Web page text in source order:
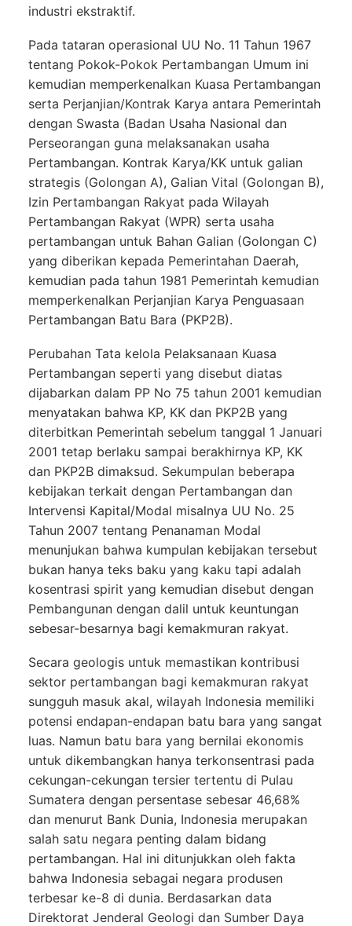
industri ekstraktif.
Pada tataran operasional UU No. 11 Tahun 1967
tentang Pokok-Pokok Pertambangan Umum ini
kemudian memperkenalkan Kuasa Pertambangan
serta Perjanjian/Kontrak Karya antara Pemerintah
dengan Swasta (Badan Usaha Nasional dan
Perseorangan guna melaksanakan usaha
Pertambangan. Kontrak Karya/KK untuk galian
strategis (Golongan A), Galian Vital (Golongan B),
Izin Pertambangan Rakyat pada Wilayah
Pertambangan Rakyat (WPR) serta usaha
pertambangan untuk Bahan Galian (Golongan C)
yang diberikan kepada Pemerintahan Daerah,
kemudian pada tahun 1981 Pemerintah kemudian
memperkenalkan Perjanjian Karya Penguasaan
Pertambangan Batu Bara (PKP2B).
Perubahan Tata kelola Pelaksanaan Kuasa
Pertambangan seperti yang disebut diatas
dijabarkan dalam PP No 75 tahun 2001 kemudian
menyatakan bahwa KP, KK dan PKP2B yang
diterbitkan Pemerintah sebelum tanggal 1 Januari
2001 tetap berlaku sampai berakhirnya KP, KK
dan PKP2B dimaksud. Sekumpulan beberapa
kebijakan terkait dengan Pertambangan dan
Intervensi Kapital/Modal misalnya UU No. 25
Tahun 2007 tentang Penanaman Modal
menunjukan bahwa kumpulan kebijakan tersebut
bukan hanya teks baku yang kaku tapi adalah
kosentrasi spirit yang kemudian disebut dengan
Pembangunan dengan dalil untuk keuntungan
sebesar-besarnya bagi kemakmuran rakyat.
Secara geologis untuk memastikan kontribusi
sektor pertambangan bagi kemakmuran rakyat
sungguh masuk akal, wilayah Indonesia memiliki
potensi endapan-endapan batu bara yang sangat
luas. Namun batu bara yang bernilai ekonomis
untuk dikembangkan hanya terkonsentrasi pada
cekungan-cekungan tersier tertentu di Pulau
Sumatera dengan persentase sebesar 46,68%
dan menurut Bank Dunia, Indonesia merupakan
salah satu negara penting dalam bidang
pertambangan. Hal ini ditunjukkan oleh fakta
bahwa Indonesia sebagai negara produsen
terbesar ke-8 di dunia. Berdasarkan data
Direktorat Jenderal Geologi dan Sumber Daya